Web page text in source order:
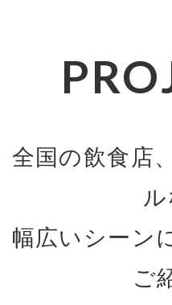
全国の飲食店
幅広いシーン
ご